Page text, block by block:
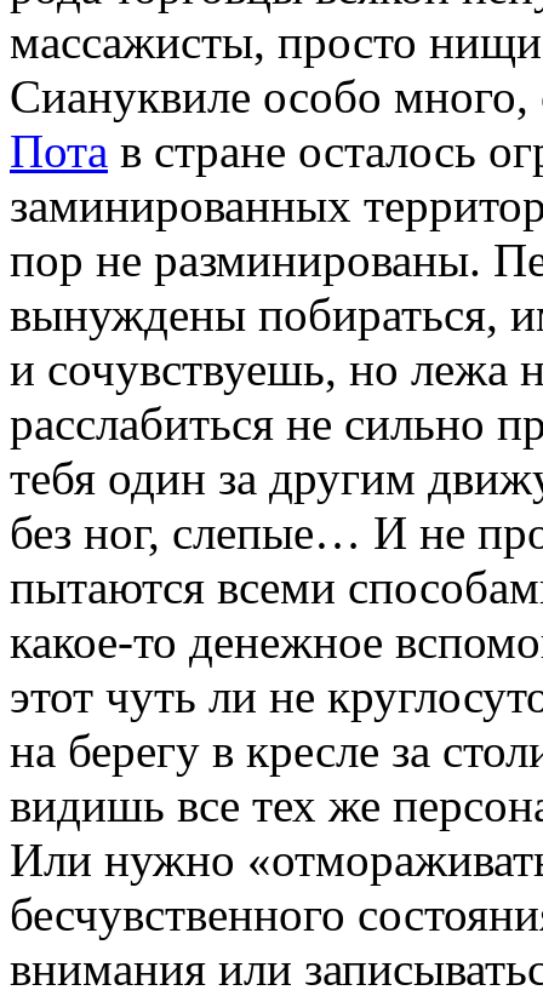
массажисты, просто
Сиануквиле особо много,
Пота в стране осталось
заминированных
пор не разминированы.
вынуждены побираться,
и сочувствуешь, но лежа
расслабиться не сильно
тебя один за другим
без ног, слепые… И не
пытаются всеми
какое-то денежное
этот чуть ли не
на берегу в кресле за
видишь все тех же
Или нужно
бесчувственного
внимания или